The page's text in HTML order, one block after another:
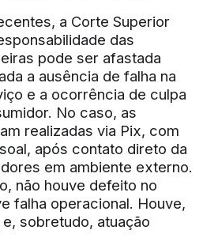
a Corte Superior
das
pode ser afastada
a ausência de falha na
e a ocorrência de culpa
No caso, as
realizadas via Pix, com
após contato direto da
em ambiente externo.
não houve defeito no
falha operacional. Houve,
sobretudo, atuação